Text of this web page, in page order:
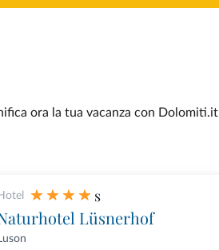
ora la tua vacanza con Dolomiti.it
Hotel s
Lüsnerhof